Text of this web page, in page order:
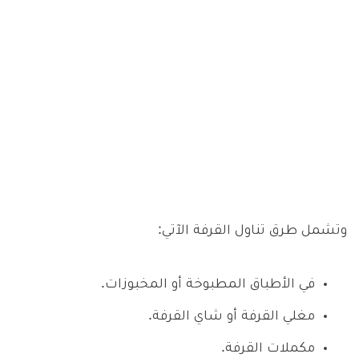
وتشمل طرق تناول القرفة الآتي:
في الأطباق المطبوخة أو المخبوزات.
مغلي القرفة أو شاي القرفة.
مكملات القرفة.